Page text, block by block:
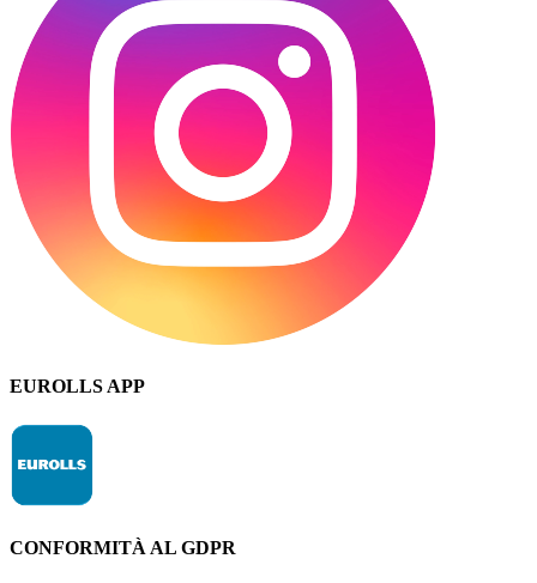
EUROLLS APP
CONFORMITÀ AL GDPR